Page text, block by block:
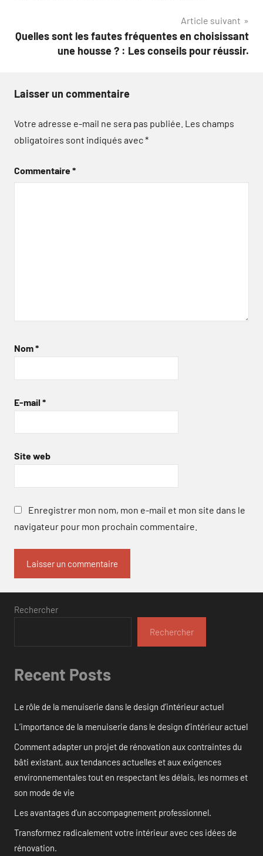
Article suivant
Quelles sont les fautes fréquentes en choisissant
une housse ? : Les conseils pour réussir.
Laisser un commentaire
Votre adresse e-mail ne sera pas publiée. Les champs
obligatoires sont indiqués avec*
Commentaire*
Nom*
E-mail *
Site web
Enregistrer mon nom, mon e-mail et mon site dans le
navigateur pour mon prochain commentaire.
Rechercher
Rechercher
Recent Posts
Le rôle de la menuiserie dans le design d’intérieur actuel
L’importance de la menuiserie dans le design d’intérieur actuel
Comment adapter un projet de rénovation aux contraintes du
bâti existant, aux tendances actuelles et aux exigences
environnementales tout en respectant les délais, les normes et
son mode de vie
Les avantages d’un accompagnement professionnel.
Transformez radicalement votre intérieur avec ces idées de
rénovation.